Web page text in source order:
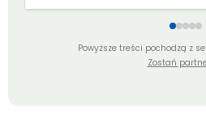
Powyższe treści pochodzą z
Zostań